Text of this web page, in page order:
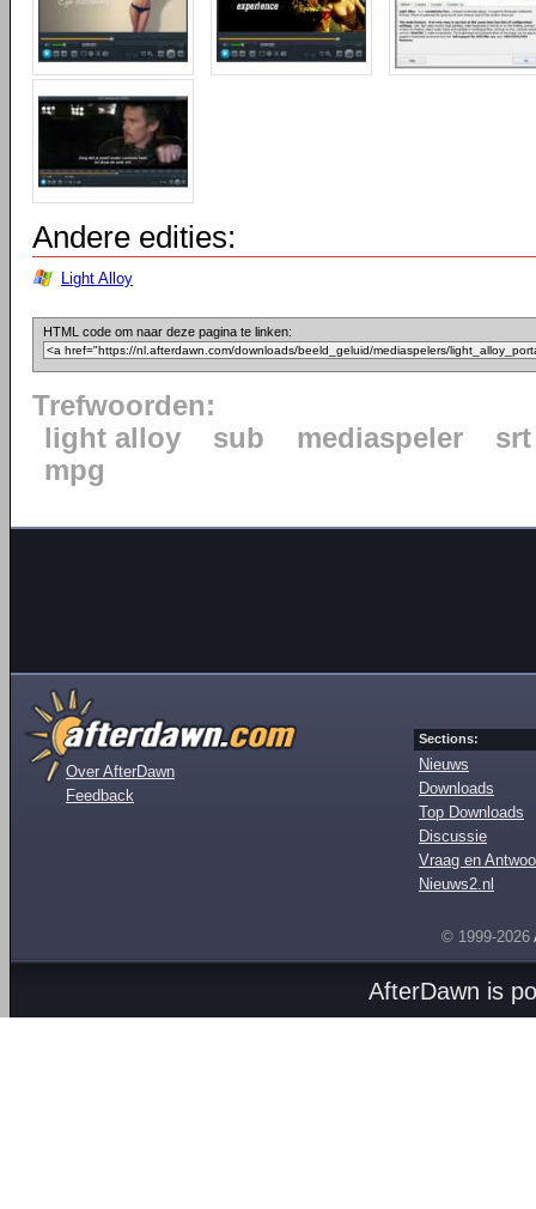
Andere edities:
Light Alloy
HTML code om naar deze pagina te linken:
Trefwoorden:
light alloy
sub mediaspeler
srt
mpg
Over AfterDawn
Feedback
Sections:
Nieuws
Downloads
Top Downloads
Discussie
Vraag en
Nieuws2.nl
© 1999-2026
AfterDawn is